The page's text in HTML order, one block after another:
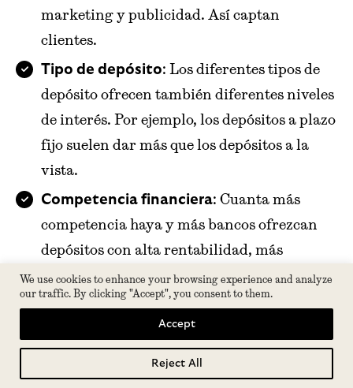
We use cookies to enhance your browsing experience and analyze
our traffic. By clicking "Accept", you consent to them.
Reject All
Accept
marketing y publicidad. Así captan
clientes.
Tipo de depósito: Los diferentes tipos de
depósito ofrecen también diferentes niveles
de interés. Por ejemplo, los depósitos a plazo
fijo suelen dar más que los depósitos a la
vista.
Competencia financiera: Cuanta más
competencia haya y más bancos ofrezcan
depósitos con alta rentabilidad, más
competidores se animarán a seguirles.
Interés simple: Los depósitos suelen
pagarte el interés en una cuenta de ahorro
separada, no se reinvierten los intereses que
recibes. Esto hace que no puedas